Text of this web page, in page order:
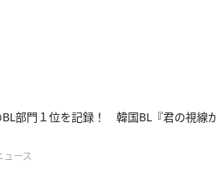
部門１位を記録！ 韓国BL『君の視線
ュース